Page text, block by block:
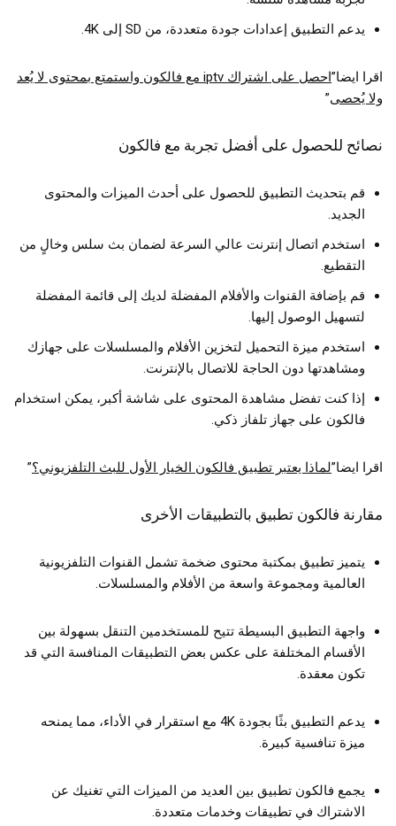
يدعم التطبيق إعدادات جودة متعددة، من SD إلى 4K.
اقرا ايضا”
احصل على اشتراك iptv مع فالكون واستمتع بمحتوى لا يُعد
ولا يُحصى”
نصائح للحصول على أفضل تجربة مع فالكون
قم بتحديث التطبيق للحصول على أحدث الميزات والمحتوى
الجديد.
استخدم اتصال إنترنت عالي السرعة لضمان بث سلس وخالٍ من
التقطيع.
قم بإضافة القنوات والأفلام المفضلة لديك إلى قائمة المفضلة
لتسهيل الوصول إليها.
استخدم ميزة التحميل لتخزين الأفلام والمسلسلات على جهازك
ومشاهدتها دون الحاجة للاتصال بالإنترنت.
إذا كنت تفضل مشاهدة المحتوى على شاشة أكبر، يمكن استخدام
فالكون على جهاز تلفاز ذكي.
اقرا ايضا”لماذا يعتبر تطبيق فالكون الخيار الأول للبث التلفزيوني؟”
مقارنة فالكون تطبيق بالتطبيقات الأخرى
يتميز تطبيق بمكتبة محتوى ضخمة تشمل القنوات التلفزيونية
العالمية ومجموعة واسعة من الأفلام والمسلسلات.
واجهة التطبيق البسيطة تتيح للمستخدمين التنقل بسهولة بين
الأقسام المختلفة على عكس بعض التطبيقات المنافسة التي قد
تكون معقدة.
يدعم التطبيق بثًا بجودة 4K مع استقرار في الأداء، مما يمنحه
ميزة تنافسية كبيرة.
يجمع فالكون تطبيق بين العديد من الميزات التي تغنيك عن
الاشتراك في تطبيقات وخدمات متعددة.